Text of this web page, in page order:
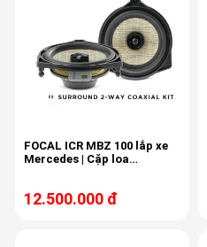
FOCAL ICR MBZ 100 lắp xe
Mercedes | Cặp loa
12.500.000 đ